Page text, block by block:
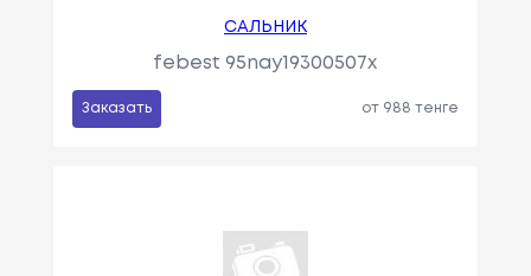
САЛЬНИК
febest 95nay19300507x
Заказать от 988 тенге